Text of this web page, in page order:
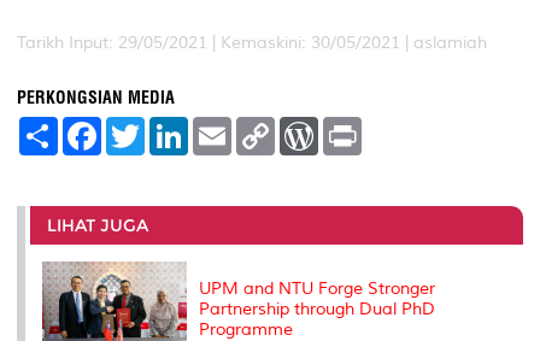
Tarikh Input: 29/05/2021 | Kemaskini: 30/05/2021 | aslamiah
PERKONGSIAN MEDIA
S
e
F
a
b
o
o
k
T
w
t
e
r
L
e
I
E
m
l
C
L
n
W
P
e
s
t
LIHAT JUGA
UPM and NTU Forge Stronger
Partnership through Dual PhD
Programme